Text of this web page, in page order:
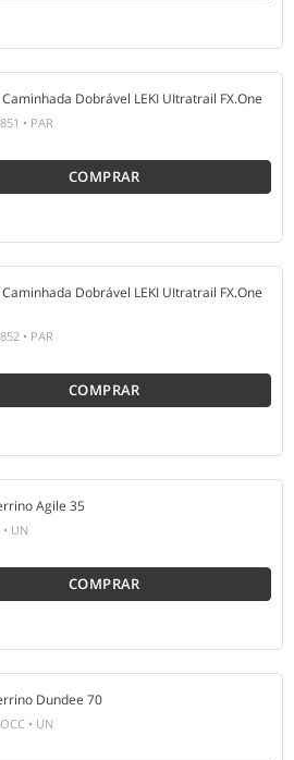
Dobrável LEKI UItratrail FX.One
• PAR
COMPRAR
Dobrável LEKI UItratrail FX.One
• PAR
COMPRAR
Agile 35
• UN
COMPRAR
Dundee 70
• UN